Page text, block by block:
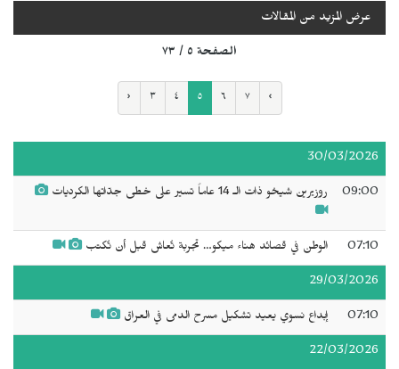
عرض المزيد من المقالات
الصفحة ٥ / ٧٣
‹ ٣ ٤ ٥ ٦ ٧ ›
30/03/2026
09:00 روزيرين شيخو ذات الـ 14 عاماً تسير على خطى جدّاتها الكرديات
07:10 الوطن في قصائد هناء ميكو… تجربة تُعاش قبل أن تُكتب
29/03/2026
07:10 إبداع نسوي يعيد تشكيل مسرح الدمى في العراق
22/03/2026